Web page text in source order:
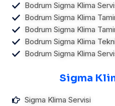
Bodrum Sigma Klima
Bodrum Sigma Klima
Bodrum Sigma Klima
Bodrum Sigma Klima
Bodrum Sigma Klima
Sigma
Sigma Klima Servisi